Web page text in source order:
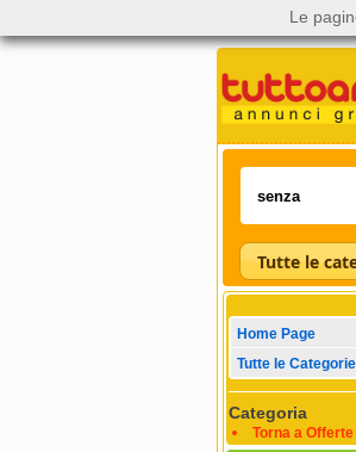
Home Page
Tutte le Categorie
Categoria
Torna a
Le